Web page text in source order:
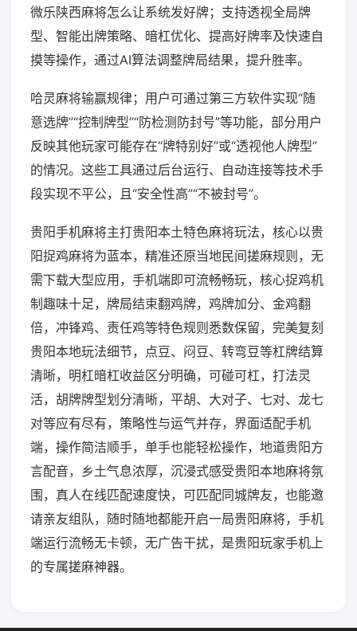
微乐陕西麻将怎么让系统发好牌；支持透视全局牌
型、智能出牌策略、暗杠优化、提高好牌率及快速自
摸等操作，通过AI算法调整牌局结果，提升胜率。
哈灵麻将输赢规律；用户可通过第三方软件实现“随
意选牌”“控制牌型”“防检测防封号”等功能，部分用户
反映其他玩家可能存在“牌特别好”或“透视他人牌型”
的情况。这些工具通过后台运行、自动连接等技术手
段实现不平公，且“安全性高”“不被封号”。
贵阳手机麻将主打贵阳本土特色麻将玩法，核心以贵
阳捉鸡麻将为蓝本，精准还原当地民间搓麻规则，无
需下载大型应用，手机端即可流畅畅玩，核心捉鸡机
制趣味十足，牌局结束翻鸡牌，鸡牌加分、金鸡翻
倍，冲锋鸡、责任鸡等特色规则悉数保留，完美复刻
贵阳本地玩法细节，点豆、闷豆、转弯豆等杠牌结算
清晰，明杠暗杠收益区分明确，可碰可杠，打法灵
活，胡牌牌型划分清晰，平胡、大对子、七对、龙七
对等应有尽有，策略性与运气并存，界面适配手机
端，操作简洁顺手，单手也能轻松操作，地道贵阳方
言配音，乡土气息浓厚，沉浸式感受贵阳本地麻将氛
围，真人在线匹配速度快，可匹配同城牌友，也能邀
请亲友组队，随时随地都能开启一局贵阳麻将，手机
端运行流畅无卡顿，无广告干扰，是贵阳玩家手机上
的专属搓麻神器。